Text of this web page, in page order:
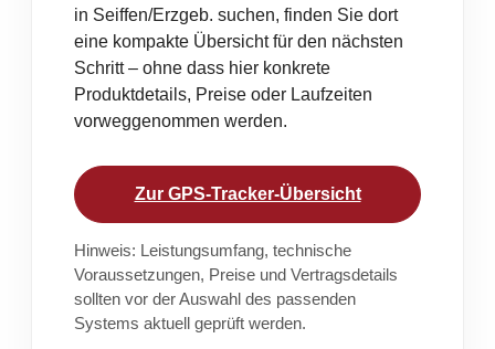
in Seiffen/Erzgeb. suchen, finden Sie dort
eine kompakte Übersicht für den nächsten
Schritt – ohne dass hier konkrete
Produktdetails, Preise oder Laufzeiten
vorweggenommen werden.
Zur GPS-Tracker-Übersicht
Hinweis: Leistungsumfang, technische
Voraussetzungen, Preise und Vertragsdetails
sollten vor der Auswahl des passenden
Systems aktuell geprüft werden.